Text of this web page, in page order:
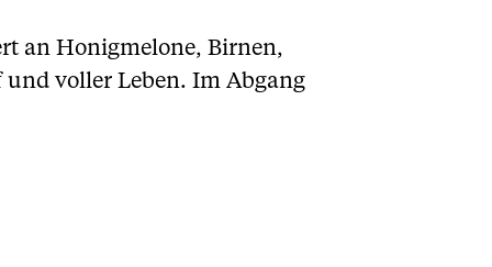
an Honigmelone, Birnen,
voller Leben. Im Abgang